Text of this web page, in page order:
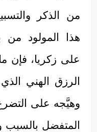
من الذكر
هذا المولود
على زكريا، فإن
الرزق الهني
وهيَّجه على
المتفضل بالسبب